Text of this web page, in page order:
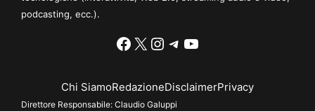
podcasting, ecc.).
Facebook
X Instagram
Telegram
YouTube
Chi SiamoRedazioneDisclaimerPrivacy
Direttore Responsabile: Claudio Galuppi